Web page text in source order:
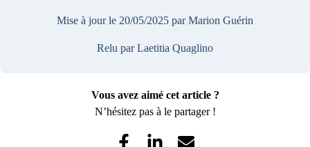
Mise à jour le 20/05/2025 par Marion Guérin
Relu par Laetitia Quaglino
Vous avez aimé cet article ?
N’hésitez pas à le partager !